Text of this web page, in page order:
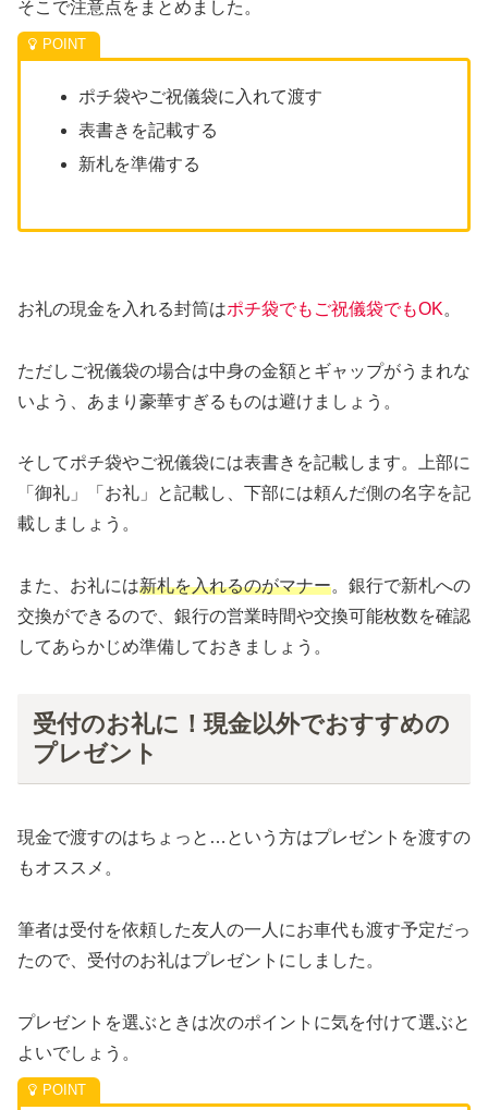
そこで注意点をまとめました。
ポチ袋やご祝儀袋に入れて渡す
表書きを記載する
新札を準備する
お礼の現金を入れる封筒はポチ袋でもご祝儀袋でもOK。
ただしご祝儀袋の場合は中身の金額とギャップがうまれな
いよう、あまり豪華すぎるものは避けましょう。
そしてポチ袋やご祝儀袋には表書きを記載します。上部に
「御礼」「お礼」と記載し、下部には頼んだ側の名字を記
載しましょう。
また、お礼には新札を入れるのがマナー。銀行で新札への
交換ができるので、銀行の営業時間や交換可能枚数を確認
してあらかじめ準備しておきましょう。
受付のお礼に！現金以外でおすすめの
プレゼント
現金で渡すのはちょっと…という方はプレゼントを渡すの
もオススメ。
筆者は受付を依頼した友人の一人にお車代も渡す予定だっ
たので、受付のお礼はプレゼントにしました。
プレゼントを選ぶときは次のポイントに気を付けて選ぶと
よいでしょう。